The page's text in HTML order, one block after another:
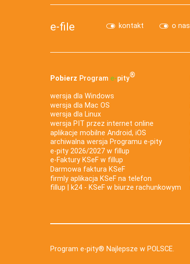
e-file kontakt o nas
Pobierz Program e‑pity®
wersja dla Windows
wersja dla Mac OS
wersja dla Linux
wersja PIT przez internet online
aplikacje mobilne Android, iOS
archiwalna wersja Programu e-pity
e-pity 2026/2027 w fillup
e‑Faktury KSeF w fillup
Darmowa faktura KSeF
firmly aplikacja KSeF na telefon
fillup | k24 - KSeF w biurze rachunkowym
Program e-pity® Najlepsze w POLSCE.